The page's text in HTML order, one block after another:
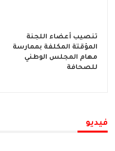
تنصيب أعضاء اللجنة
المؤقتة المكلفة بممارسة
مهام المجلس الوطني
للصحافة
فيديو